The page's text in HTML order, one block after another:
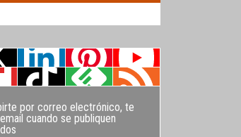
por correo electrónico, te
cuando se publiquen